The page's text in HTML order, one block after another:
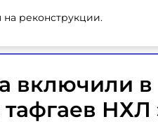
реконструкции.
включили в
НХЛ